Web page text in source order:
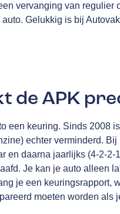
vervanging van
Gelukkig is bij
de APK
een keuring. Sinds 2008
echter verminderd.
en daarna jaarlijks (4-2-
Je kan je auto alleen
je een keuringsrapport,
moeten worden als